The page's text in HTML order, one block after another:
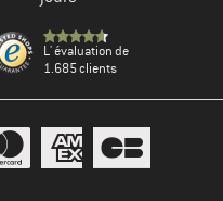
L' évaluation de
1.685 clients